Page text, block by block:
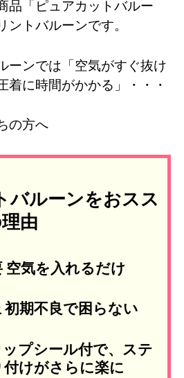
品「ピュアカットバルー
トバルーンです。
ーンでは「空気がすぐ抜け
着に時間がかかる」・・・
の方へ
バルーンをおスス
由
空気を入れるだけ
初期不良で困らない
プシール付で、ステ
けがさらに楽に